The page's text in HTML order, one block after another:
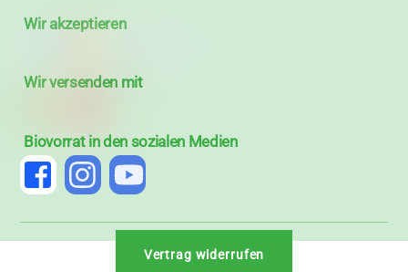
Wir akzeptieren
Wir versenden mit
Biovorrat in den sozialen Medien
Vertrag widerrufen